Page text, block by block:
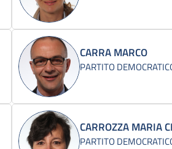
CARRA MARCO
PARTITO
CARROZZA MARIA
PARTITO